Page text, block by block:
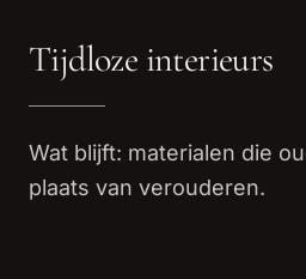
Tijdloze interieurs
Wat blijft: materialen die
plaats van verouderen.